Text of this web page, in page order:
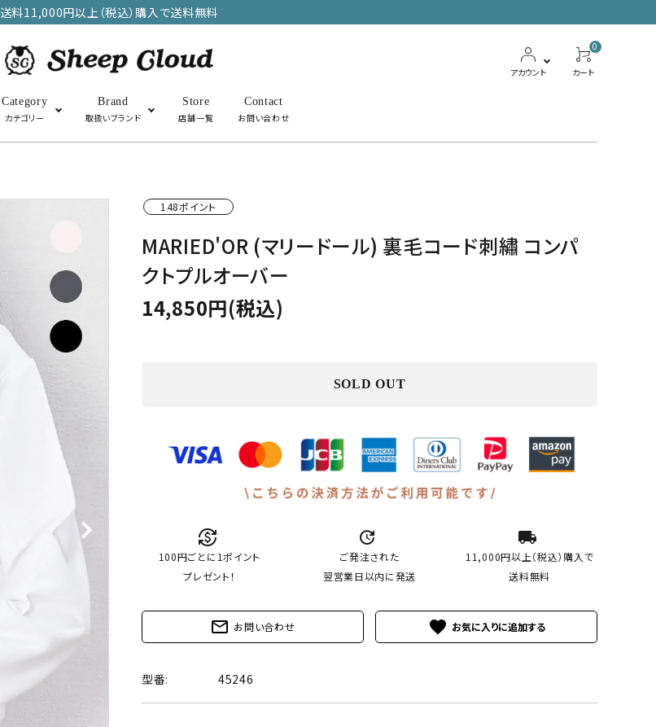
送料11,000円以上（税込）購入で送料無料
アカウント
0
カート
Category
カテゴリー
その他・雑貨
SALE
Brand
取扱いブランド
Store
店舗一覧
Contact
お問い合わせ
148ポイント
MARIED'OR (マリードール) 裏毛コード刺繡 コンパ
クトプルオーバー
14,850円(税込)
SOLD OUT
currency_exchange
100円ごとに1ポイント
プレゼント！
update
ご発注された
翌営業日以内に発送
local_shipping
11,000円以上（税込） 購入で
送料無料
mail_outline お問い合わせ favorite
型番: 45246